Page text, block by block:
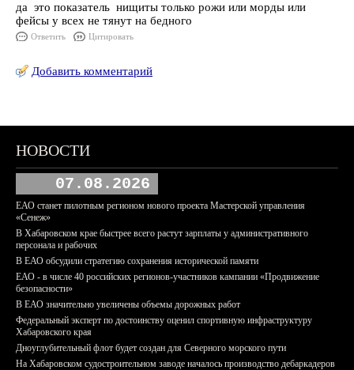
да это показатель нищиты только рожи или морды или
фейсы у всех не тянут на бедного
Ответить Цитировать
Добавить комментарий
НОВОСТИ
07.08.2026
ЕАО станет пилотным регионом нового проекта Мастерской управления
«Сенеж»
В Хабаровском крае быстрее всего растут зарплаты у административного
персонала и рабочих
В ЕАО обсудили стратегию сохранения исторической памяти
ЕАО - в числе 40 российских регионов-участников кампании «Продвижение
безопасности»
В ЕАО значительно увеличены объемы дорожных работ
Федеральный эксперт по достоинству оценил спортивную инфраструктуру
Хабаровского края
Дноуглубительный флот будет создан для Северного морского пути
На Хабаровском судостроительном заводе началось производство дебаркадеров